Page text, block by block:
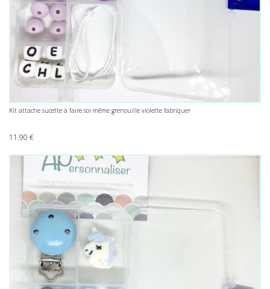
Kit attache sucette à faire soi-même grenouille violette fabriquer
11.90 €